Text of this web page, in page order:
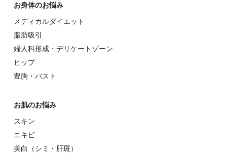
お⾝体のお悩み
メディカルダイエット
脂肪吸引
婦⼈科形成・デリケートゾーン
ヒップ
豊胸・バスト
お肌のお悩み
スキン
ニキビ
美⽩（シミ・肝斑）